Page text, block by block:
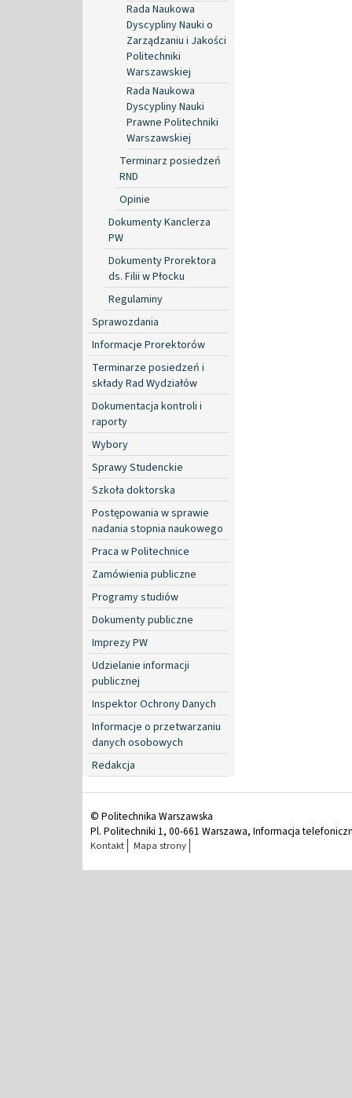
Rada Naukowa
Dyscypliny Nauki o
Zarządzaniu i Jakości
Politechniki
Warszawskiej
Rada Naukowa
Dyscypliny Nauki
Prawne Politechniki
Warszawskiej
Terminarz posiedzeń
RND
Opinie
Dokumenty Kanclerza
PW
Dokumenty Prorektora
ds. Filii w Płocku
Regulaminy
Sprawozdania
Informacje Prorektorów
Terminarze posiedzeń i
składy Rad Wydziałów
Dokumentacja kontroli i
raporty
Wybory
Sprawy Studenckie
Szkoła doktorska
Postępowania w sprawie
nadania stopnia naukowego
Praca w Politechnice
Zamówienia publiczne
Programy studiów
Dokumenty publiczne
Imprezy PW
Udzielanie informacji
publicznej
Inspektor Ochrony Danych
Informacje o przetwarzaniu
danych osobowych
Redakcja
© Politechnika Warszawska
Pl. Politechniki 1, 00-661 Warszawa, Informacja
Kontakt Mapa strony